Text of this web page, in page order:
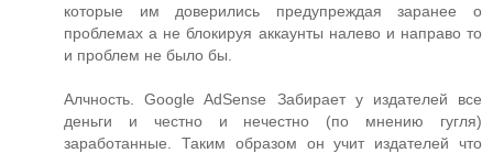
которые им доверились предупреждая заранее о
проблемах а не блокируя аккаунты налево и направо то
и проблем не было бы.
Алчность. Google AdSense Забирает у издателей все
деньги и честно и нечестно (по мнению гугля)
заработанные. Таким образом он учит издателей что